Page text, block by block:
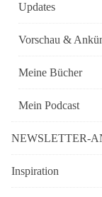
Updates
Vorschau &
Meine Bücher
Mein Podcast
NEWSLETTER-
Inspiration